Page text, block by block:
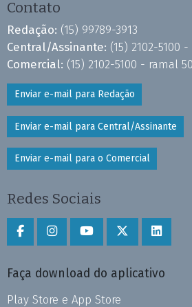
Contato
Redação: (15) 99789-3913
Central/Assinante: (15) 2102-5100
Comercial: (15) 2102-5100 - ramal
Enviar e-mail para Redação
Enviar e-mail para Central/Assinante
Enviar e-mail para o Comercial
Redes Sociais
Faça download do aplicativo
Play Store e App Store